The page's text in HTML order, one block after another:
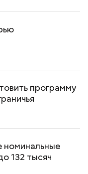
программу
номинальные
132 тысяч